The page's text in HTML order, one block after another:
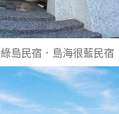
綠島民宿．島海很藍民宿